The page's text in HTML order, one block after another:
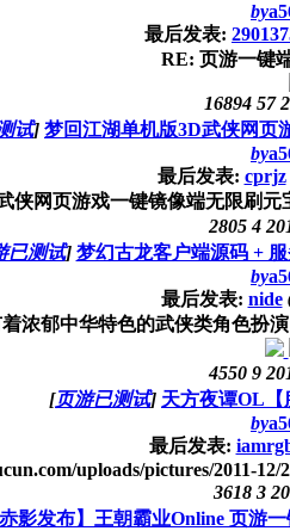
by
最后发表:
RE: 页游一键
16894 57
试] 梦回江湖单机版3D武侠网页
by
最后发表: cprjz
侠网页游戏一键镜像端无限刷元
2805 4
已测试] 梦幻古龙客户端源码 +
by
最后发表: nide
着浓郁中华特色的武侠类角色扮
4550 9
[页游已测试] 天方夜谭OL【
by
最后发表:
uploads/pictures/2011-12/
3618 3
赤影发布】王朝霸业Online 页游